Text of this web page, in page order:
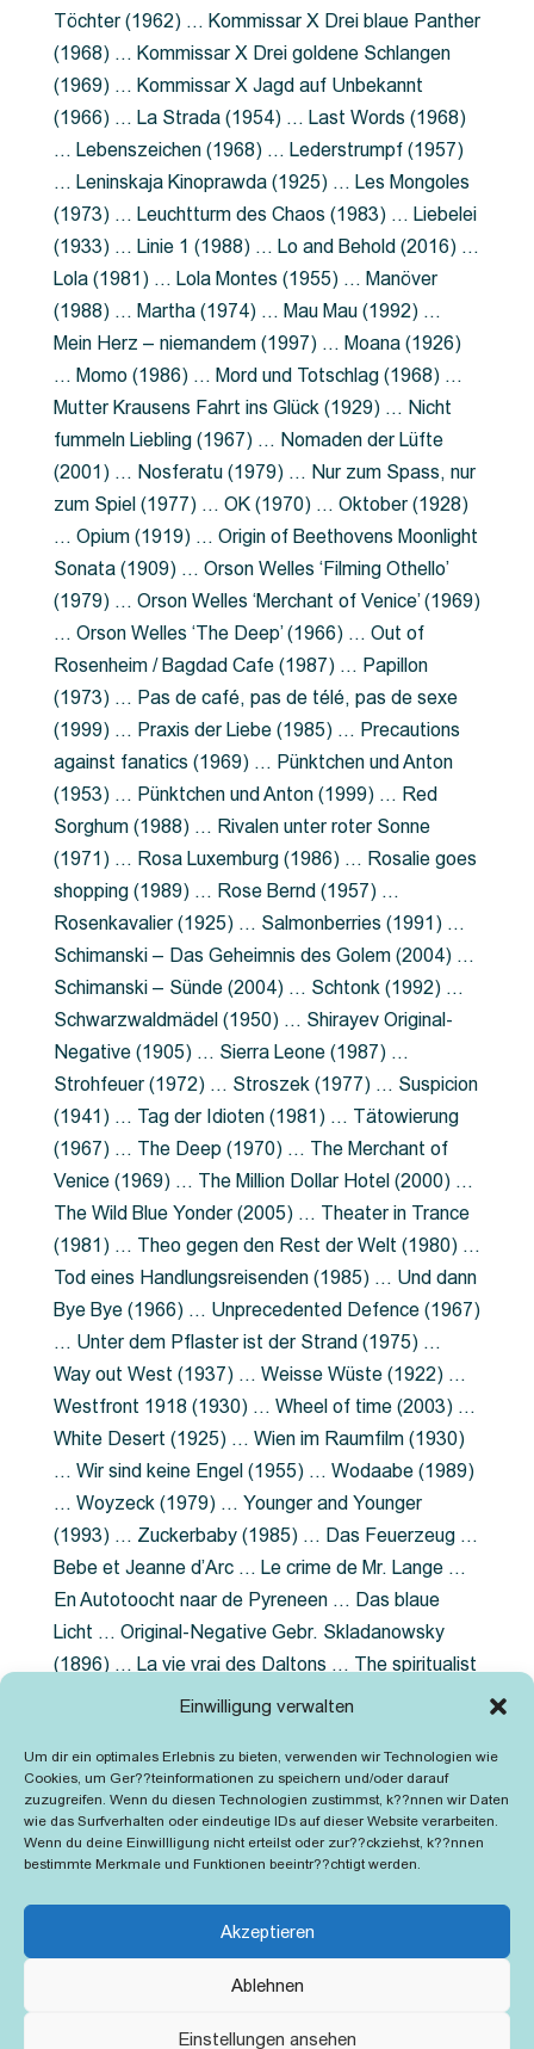
Einwilligung verwalten
Um dir ein optimales Erlebnis zu bieten, verwenden wir Technologien wie
Cookies, um Ger??teinformationen zu speichern und/oder darauf
zuzugreifen. Wenn du diesen Technologien zustimmst, k??nnen wir Daten
wie das Surfverhalten oder eindeutige IDs auf dieser Website verarbeiten.
Wenn du deine Einwillligung nicht erteilst oder zur??ckziehst, k??nnen
bestimmte Merkmale und Funktionen beeintr??chtigt werden.
Akzeptieren
Ablehnen
Einstellungen ansehen
Töchter (1962) … Kommissar X Drei blaue Panther
(1968) … Kommissar X Drei goldene Schlangen
(1969) … Kommissar X Jagd auf Unbekannt
(1966) … La Strada (1954) … Last Words (1968)
… Lebenszeichen (1968) … Lederstrumpf (1957)
… Leninskaja Kinoprawda (1925) … Les Mongoles
(1973) … Leuchtturm des Chaos (1983) … Liebelei
(1933) … Linie 1 (1988) … Lo and Behold (2016) …
Lola (1981) … Lola Montes (1955) … Manöver
(1988) … Martha (1974) … Mau Mau (1992) …
Mein Herz – niemandem (1997) … Moana (1926)
… Momo (1986) … Mord und Totschlag (1968) …
Mutter Krausens Fahrt ins Glück (1929) … Nicht
fummeln Liebling (1967) … Nomaden der Lüfte
(2001) … Nosferatu (1979) … Nur zum Spass, nur
zum Spiel (1977) … OK (1970) … Oktober (1928)
… Opium (1919) … Origin of Beethovens Moonlight
Sonata (1909) … Orson Welles ‘Filming Othello’
(1979) … Orson Welles ‘Merchant of Venice’ (1969)
… Orson Welles ‘The Deep’ (1966) … Out of
Rosenheim / Bagdad Cafe (1987) … Papillon
(1973) … Pas de café, pas de télé, pas de sexe
(1999) … Praxis der Liebe (1985) … Precautions
against fanatics (1969) … Pünktchen und Anton
(1953) … Pünktchen und Anton (1999) … Red
Sorghum (1988) … Rivalen unter roter Sonne
(1971) … Rosa Luxemburg (1986) … Rosalie goes
shopping (1989) … Rose Bernd (1957) …
Rosenkavalier (1925) … Salmonberries (1991) …
Schimanski – Das Geheimnis des Golem (2004) …
Schimanski – Sünde (2004) … Schtonk (1992) …
Schwarzwaldmädel (1950) … Shirayev Original-
Negative (1905) … Sierra Leone (1987) …
Strohfeuer (1972) … Stroszek (1977) … Suspicion
(1941) … Tag der Idioten (1981) … Tätowierung
(1967) … The Deep (1970) … The Merchant of
Venice (1969) … The Million Dollar Hotel (2000) …
The Wild Blue Yonder (2005) … Theater in Trance
(1981) … Theo gegen den Rest der Welt (1980) …
Tod eines Handlungsreisenden (1985) … Und dann
Bye Bye (1966) … Unprecedented Defence (1967)
… Unter dem Pflaster ist der Strand (1975) …
Way out West (1937) … Weisse Wüste (1922) …
Westfront 1918 (1930) … Wheel of time (2003) …
White Desert (1925) … Wien im Raumfilm (1930)
… Wir sind keine Engel (1955) … Wodaabe (1989)
… Woyzeck (1979) … Younger and Younger
(1993) … Zuckerbaby (1985) … Das Feuerzeug …
Bebe et Jeanne d’Arc … Le crime de Mr. Lange …
En Autotoocht naar de Pyreneen … Das blaue
Licht … Original-Negative Gebr. Skladanowsky
(1896) … La vie vrai des Daltons … The spiritualist
photographer … Feuer im Fjord … The Song of the
Grubenlampe … Tolstoy … Grün ist die Heide …
Lady Hamilton … Mütter verzaget nicht …
Ruttmann Werbefilme